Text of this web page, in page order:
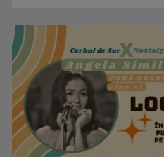
”Un doctor pentru
esențiale pentru o stare ...